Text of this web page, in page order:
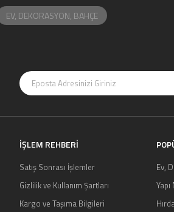
EV, DEKORASYON, BAHÇE
İŞLEM REHBERİ
Satış Sonrası İşlemler
Gizlilik ve Kullanım Şartları
Kargo ve Taşıma Bilgileri
Ev,